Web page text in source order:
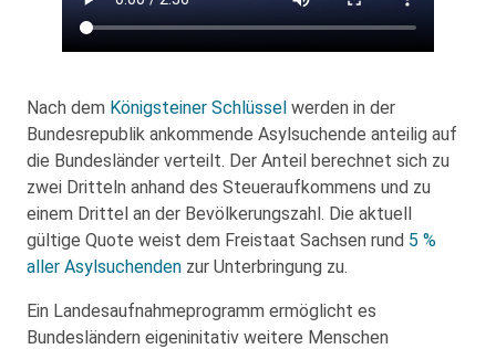
Nach dem Königsteiner Schlüssel werden in der
Bundesrepublik ankommende Asylsuchende anteilig auf
die Bundesländer verteilt. Der Anteil berechnet sich zu
zwei Dritteln anhand des Steueraufkommens und zu
einem Drittel an der Bevölkerungszahl. Die aktuell
gültige Quote weist dem Freistaat Sachsen rund 5 %
aller Asylsuchenden zur Unterbringung zu.
Ein Landesaufnahmeprogramm ermöglicht es
Bundesländern eigeninitativ weitere Menschen